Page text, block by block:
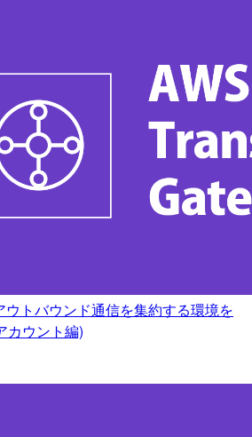
ウトバウンド通信を集約する環境を
カウント編)